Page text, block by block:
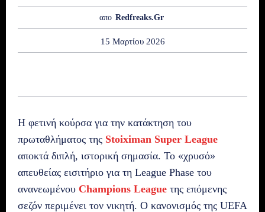
απο Redfreaks.gr
15 Μαρτίου 2026
Η φετινή κούρσα για την κατάκτηση του
πρωταθλήματος της Stoiximan Super League
αποκτά διπλή, ιστορική σημασία. Το «χρυσό»
απευθείας εισιτήριο για τη League Phase του
ανανεωμένου Champions League της επόμενης
σεζόν περιμένει τον νικητή. Ο κανονισμός της UEFA